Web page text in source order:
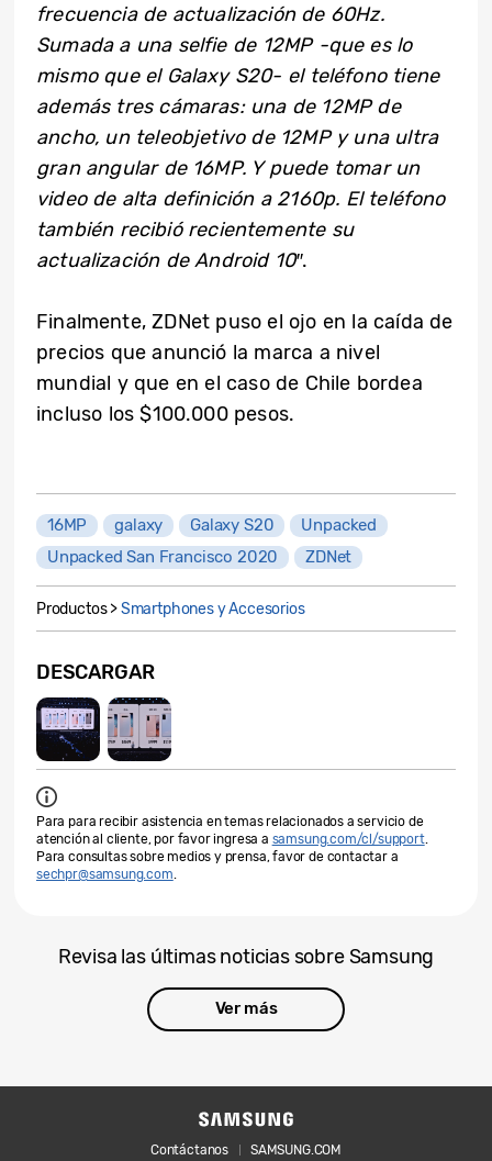
frecuencia de actualización de 60Hz.
Sumada a una selfie de 12MP -que es lo
mismo que el Galaxy S20- el teléfono tiene
además tres cámaras: una de 12MP de
ancho, un teleobjetivo de 12MP y una ultra
gran angular de 16MP. Y puede tomar un
video de alta definición a 2160p. El teléfono
también recibió recientemente su
actualización de Android 10″.
Finalmente, ZDNet puso el ojo en la caída de
precios que anunció la marca a nivel
mundial y que en el caso de Chile bordea
incluso los $100.000 pesos.
16MP galaxy Galaxy S20
Unpacked
Unpacked San Francisco 2020
ZDNet
Productos >Smartphones y Accesorios
DESCARGAR
Para para recibir asistencia en temas relacionados a servicio de
atención al cliente, por favor ingresa a samsung.com/cl/support.
Para consultas sobre medios y prensa, favor de contactar a
sechpr@samsung.com
Revisa las últimas noticias sobre Samsung
Ver más
Contáctanos SAMSUNG.COM